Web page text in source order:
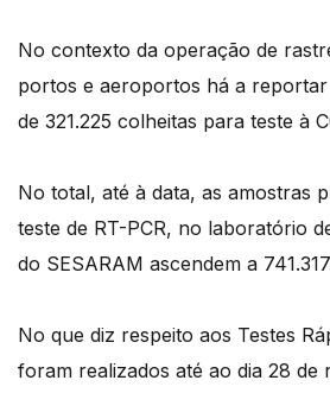
No contexto da operação de
portos e aeroportos há a
de 321.225 colheitas para teste à
No total, até à data, as amostras
teste de RT-PCR, no laboratório
do SESARAM ascendem a
No que diz respeito aos Testes
foram realizados até ao dia 28 de